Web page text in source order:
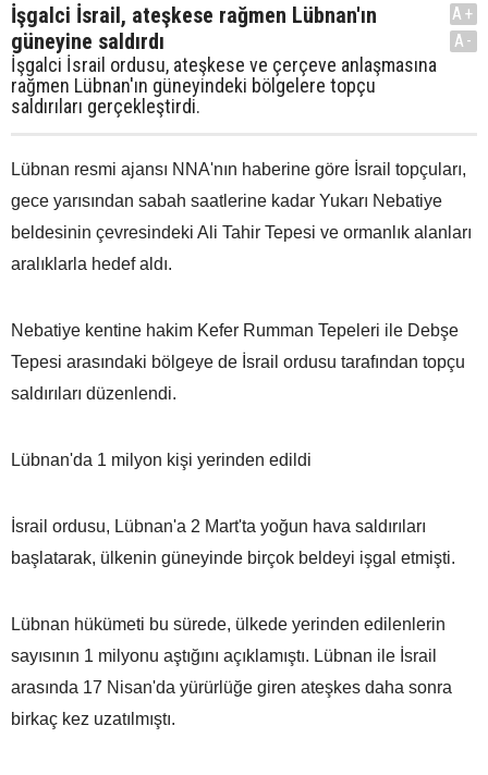
İşgalci İsrail, ateşkese rağmen Lübnan'ın
güneyine saldırdı
İşgalci İsrail ordusu, ateşkese ve çerçeve anlaşmasına
rağmen Lübnan'ın güneyindeki bölgelere topçu
saldırıları gerçekleştirdi.
A+
A-
Lübnan resmi ajansı NNA'nın haberine göre İsrail topçuları,
gece yarısından sabah saatlerine kadar Yukarı Nebatiye
beldesinin çevresindeki Ali Tahir Tepesi ve ormanlık alanları
aralıklarla hedef aldı.
Nebatiye kentine hakim Kefer Rumman Tepeleri ile Debşe
Tepesi arasındaki bölgeye de İsrail ordusu tarafından topçu
saldırıları düzenlendi.
Lübnan'da 1 milyon kişi yerinden edildi
İsrail ordusu, Lübnan'a 2 Mart'ta yoğun hava saldırıları
başlatarak, ülkenin güneyinde birçok beldeyi işgal etmişti.
Lübnan hükümeti bu sürede, ülkede yerinden edilenlerin
sayısının 1 milyonu aştığını açıklamıştı. Lübnan ile İsrail
arasında 17 Nisan'da yürürlüğe giren ateşkes daha sonra
birkaç kez uzatılmıştı.